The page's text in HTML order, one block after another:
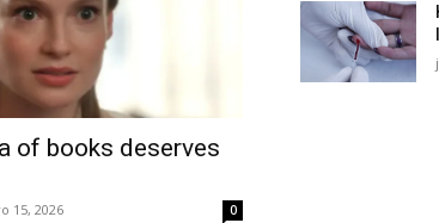
of books deserves
15, 2026 0